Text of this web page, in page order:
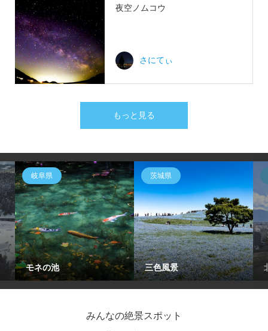
夜空ノムコウ
さにてぃ
もっと見る
岐阜県
モネの池
茨城県
三色風景
みんなの絶景スポット